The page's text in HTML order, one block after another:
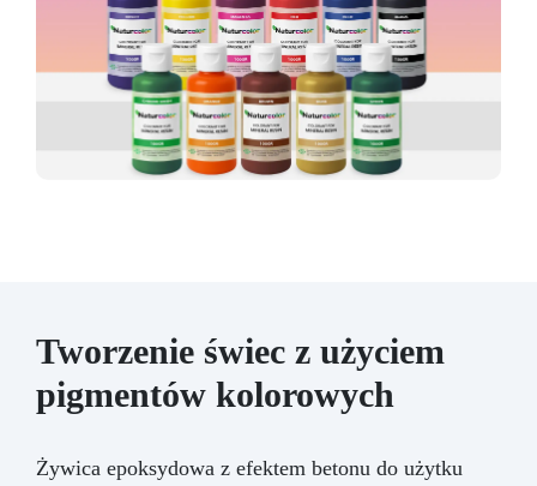
Tworzenie świec z użyciem
pigmentów kolorowych
Żywica epoksydowa z efektem betonu do użytku